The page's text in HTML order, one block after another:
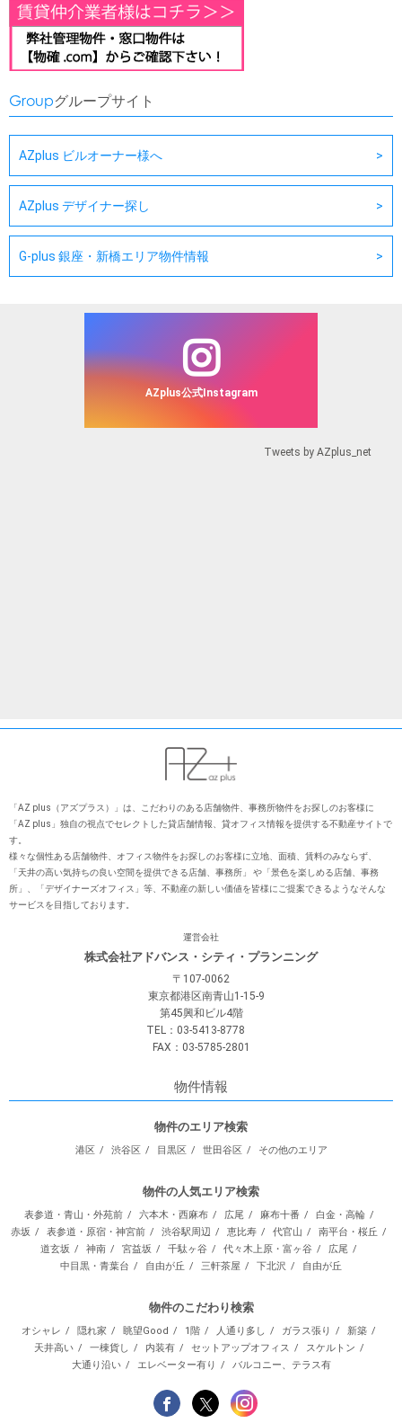
Groupグループサイト
AZplus ビルオーナー様へ
AZplus デザイナー探し
G-plus 銀座・新橋エリア物件情報
AZplus公式Instagram
Tweets by AZplus_net
「AZ plus（アズプラス）」は、こだわりのある店舗物件、事務所物件をお探しのお客様に
「AZ plus」独⾃の視点でセレクトした貸店舗情報、貸オフィス情報を提供する不動産サイトで
す。
様々な個性ある店舗物件、オフィス物件をお探しのお客様に⽴地、⾯積、賃料のみならず、
「天井の⾼い気持ちの良い空間を提供できる店舗、事務所」 や「景⾊を楽しめる店舗、事務
所」、「デザイナーズオフィス」等、不動産の新しい価値を皆様にご提案できるようなそんな
サービスを⽬指しております。
運営会社
株式会社アドバンス・シティ・プランニング
〒107-0062
東京都港区南青山1-15-9
第45興和ビル4階
TEL：03-5413-8778
FAX：03-5785-2801
物件情報
物件のエリア検索
港区 渋谷区 目黒区 世田谷区 その他のエリア
物件の人気エリア検索
表参道・青山・外苑前 六本木・西麻布 広尾 麻布十番
白金・高輪
赤坂
表参道・原宿・神宮前 渋谷駅周辺 恵比寿 代官山
南平台・桜丘
道玄坂
神南 宮益坂 千駄ヶ谷 代々木上原・富ヶ谷
広尾
中目黒・青葉台
自由が丘 三軒茶屋 下北沢 自由が丘
物件のこだわり検索
オシャレ 隠れ家 眺望Good 1階 人通り多し ガラス張り
新築
天井高い
一棟貨し 内装有 セットアップオフィス
スケルトン
大通り沿い
エレベーター有り バルコニー、テラス有